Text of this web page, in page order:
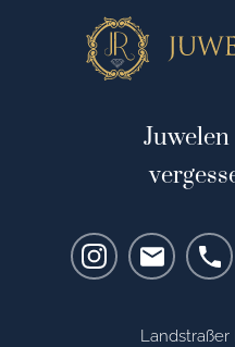
Landstraßer